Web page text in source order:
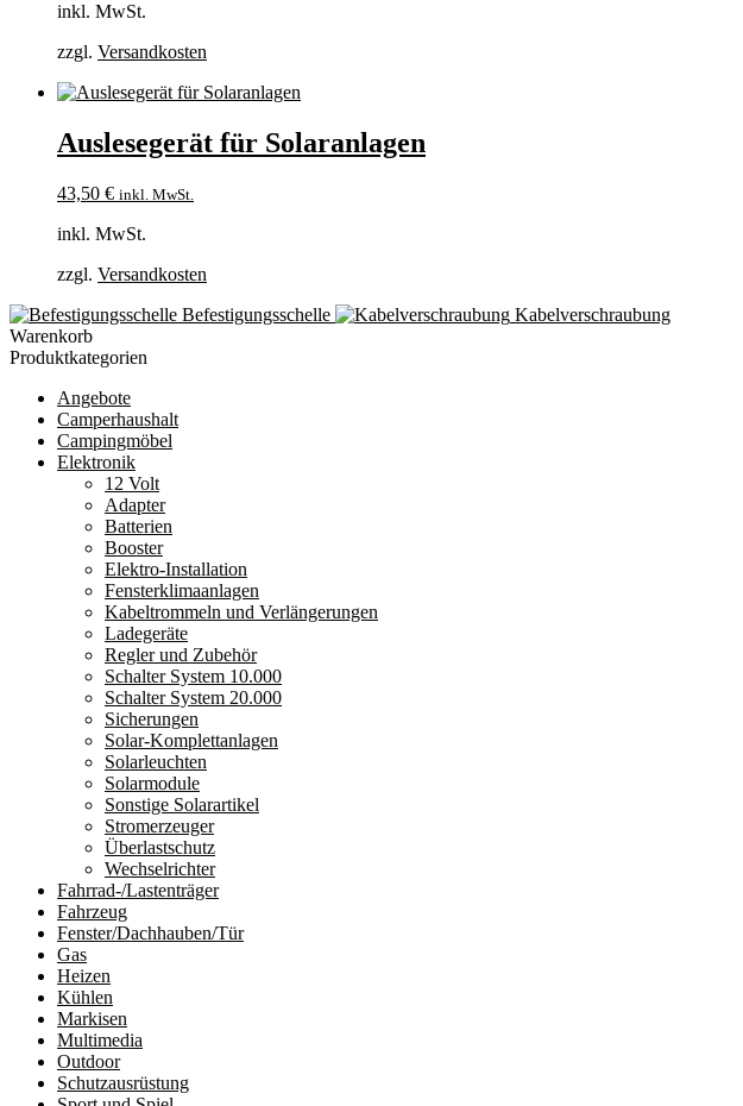
inkl. MwSt.
zzgl. Versandkosten
Auslesegerät für Solaranlagen
43,50 € inkl. MwSt.
inkl. MwSt.
zzgl. Versandkosten
Befestigungsschelle
Kabelverschraubung
Warenkorb
Produktkategorien
Angebote
Camperhaushalt
Campingmöbel
Elektronik
12 Volt
Adapter
Batterien
Booster
Elektro-Installation
Fensterklimaanlagen
Kabeltrommeln und Verlängerungen
Ladegeräte
Regler und Zubehör
Schalter System 10.000
Schalter System 20.000
Sicherungen
Solar-Komplettanlagen
Solarleuchten
Solarmodule
Sonstige Solarartikel
Stromerzeuger
Überlastschutz
Wechselrichter
Fahrrad-/Lastenträger
Fahrzeug
Fenster/Dachhauben/Tür
Gas
Heizen
Kühlen
Markisen
Multimedia
Outdoor
Schutzausrüstung